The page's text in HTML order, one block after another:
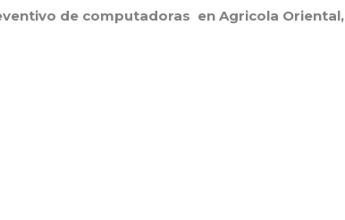
de computadoras en Agricola Oriental,